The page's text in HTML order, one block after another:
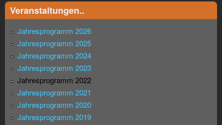
Veranstaltungen..
Jahresprogramm 2026
Jahresprogramm 2025
Jahresprogramm 2024
Jahresprogramm 2023
Jahresprogramm 2022
Jahresprogramm 2021
Jahresprogramm 2020
Jahresprogramm 2019